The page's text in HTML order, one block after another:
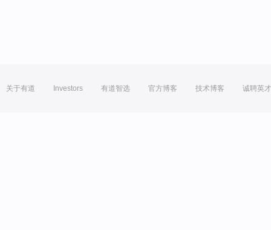
关于有道 Investors 有道智选 官方博客 技术博客 诚聘英才